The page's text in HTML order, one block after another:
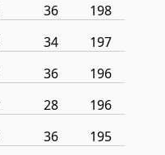
36
198
34
197
36
196
28
196
36
195